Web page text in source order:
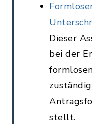
Dieser
bei der
stellt.